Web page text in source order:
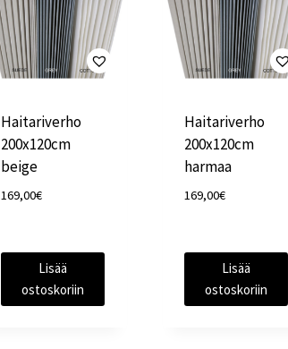
Haitariverho
200x120cm
beige
169,00€
Lisää
ostoskoriin
Haitariverho
200x120cm
harmaa
169,00€
Lisää
ostoskoriin